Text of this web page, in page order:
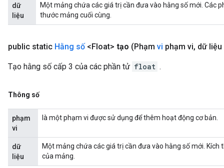
dữ
liệu
Một mảng chứa các giá trị cần đưa vào hằng số mới. Các
thước mảng cuối cùng.
public static Hằng số<Float> tạo (Phạm vi phạm vi, dữ
Tạo hằng số cấp 3 của các phần tử float .
Thông số
phạm
vi
là một phạm vi được sử dụng để thêm hoạt động cơ bản.
dữ
liệu
Một mảng chứa các giá trị cần đưa vào hằng số mới.
của mảng.